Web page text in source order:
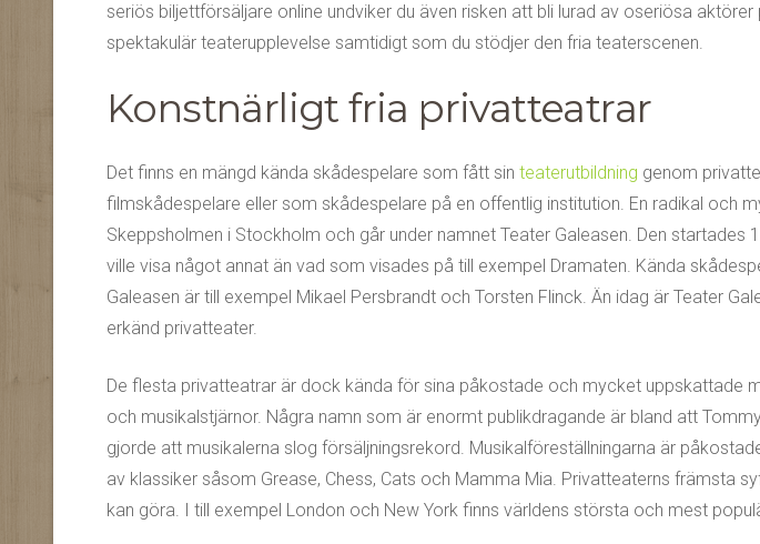
seriös biljettförsäljare online undviker du även risken att bli lurad av oseriösa
spektakulär teaterupplevelse samtidigt som du stödjer den fria teaterscenen.
Konstnärligt fria privatteatrar
Det finns en mängd kända skådespelare som fått sin teaterutbildning genom
filmskådespelare eller som skådespelare på en offentlig institution. En radikal och
Skeppsholmen i Stockholm och går under namnet Teater Galeasen. Den startades
ville visa något annat än vad som visades på till exempel Dramaten. Kända
Galeasen är till exempel Mikael Persbrandt och Torsten Flinck. Än idag är Teater
erkänd privatteater.
De flesta privatteatrar är dock kända för sina påkostade och mycket uppskattade
och musikalstjärnor. Några namn som är enormt publikdragande är bland att
gjorde att musikalerna slog försäljningsrekord. Musikalföreställningarna är
av klassiker såsom Grease, Chess, Cats och Mamma Mia. Privatteaterns främsta
kan göra. I till exempel London och New York finns världens största och mest